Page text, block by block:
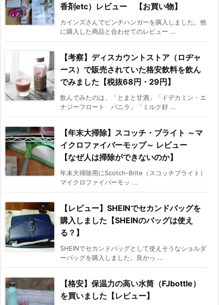
香剤etc）レビュー 【お買い物】
カインズさんでピンチハンガーを購入しました。他
に購入した商品と合わせてのレビュー ...
【考察】ディスカウントストア（ロヂャ
ース）で販売されていた格安飲料を飲ん
でみました【税抜68円・29円】
飲んでみたのは、「とまと甘酒」「ドデカミン・エ
ナジーフロート バニラ」「ミルク好 ...
【年末大掃除】スコッチ・ブライト ～マ
イクロファイバーモップ～ レビュー
【なぜ人は掃除ができないのか】
年末大掃除用にScotch-Brite（スコッチブライト）
マイクロファイバーモッ ...
【レビュー】SHEINでセカンドバッグを
購入しました【SHEINのバッグは使え
る？】
SHEINでセカンドバッグとして使えそうなショルダ
ーバッグを購入しました。良かっ ...
【格安】保温力の高い水筒（FJbottle）
を買いました【レビュー】